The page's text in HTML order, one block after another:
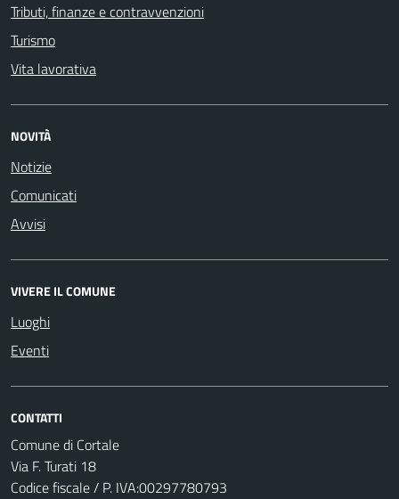
Tributi, finanze e contravvenzioni
Turismo
Vita lavorativa
NOVITÀ
Notizie
Comunicati
Avvisi
VIVERE IL COMUNE
Luoghi
Eventi
CONTATTI
Comune di Cortale
Via F. Turati 18
Codice fiscale / P. IVA:00297780793